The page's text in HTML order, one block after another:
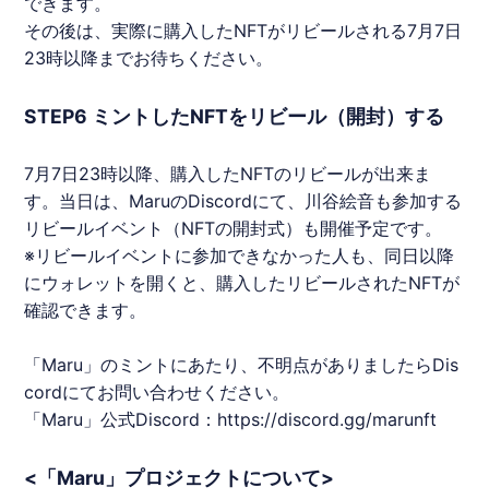
その後は、実際に購入したNFTがリビールされる7月7日​​
23時以降までお待ちください。
STEP6 ミントしたNFTをリビール（開封）する
7月7日23時以降、購入したNFTのリビールが出来ま
す。当日は、 MaruのDiscordにて、川谷絵音も参加する
リビールイベント（NFTの開封式）も開催予定です。
※リビールイベントに参加できなかった人も、同日以降
にウォレットを開くと、購入したリビールされたNFTが
確認できます。
「Maru 」のミントにあたり、不明点がありましたらDis
cordにてお問い合わせください。
「Maru 」​公式Discord： https://discord.gg/marunft
<「Maru」プロジェクトについて>